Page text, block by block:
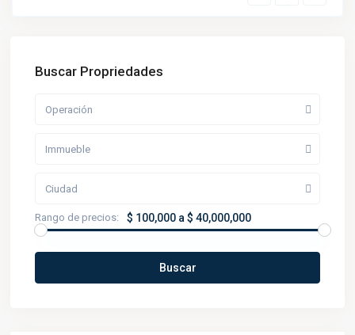
Buscar Propriedades
Operación
Immueble
Ciudad
Rango de precios: $ 100,000 a $ 40,000,000
Buscar